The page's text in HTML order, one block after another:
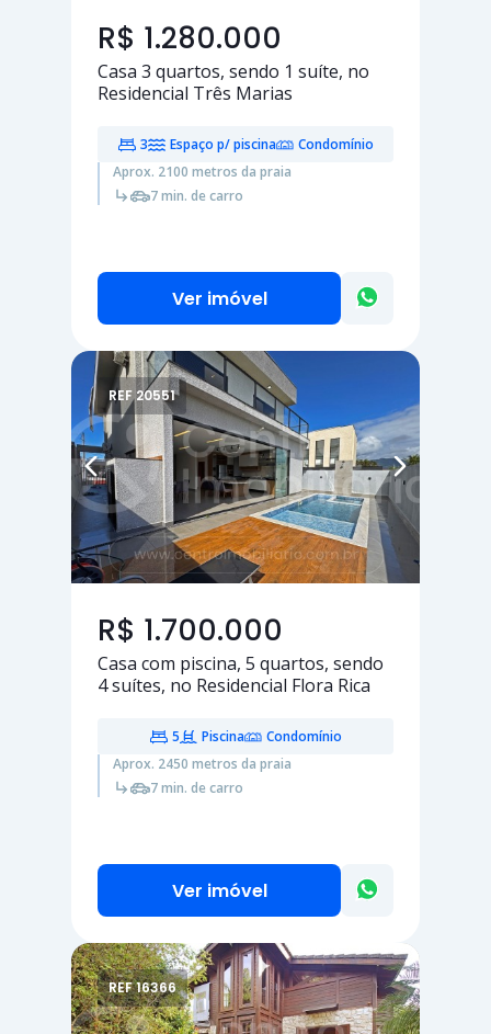
R$ 1.280.000
Casa 3 quartos, sendo 1 suíte, no
Residencial Três Marias
3 Espaço p/ piscina
Condomínio
Aprox. 2100 metros da praia
7 min. de carro
Ver imóvel
REF 20551
R$ 1.700.000
Casa com piscina, 5 quartos, sendo
4 suítes, no Residencial Flora Rica
5 Piscina
Condomínio
Aprox. 2450 metros da praia
7 min. de carro
Ver imóvel
REF 16366